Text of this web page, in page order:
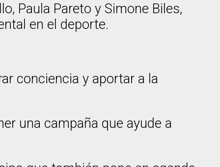
Paula Pareto y Simone Biles,
en el deporte.
conciencia y aportar a la
una campaña que ayude a